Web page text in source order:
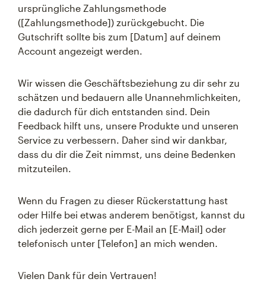
ursprüngliche Zahlungsmethode
([Zahlungsmethode]) zurückgebucht. Die
Gutschrift sollte bis zum [Datum] auf deinem
Account angezeigt werden.
Wir wissen die Geschäftsbeziehung zu dir sehr zu
schätzen und bedauern alle Unannehmlichkeiten,
die dadurch für dich entstanden sind. Dein
Feedback hilft uns, unsere Produkte und unseren
Service zu verbessern. Daher sind wir dankbar,
dass du dir die Zeit nimmst, uns deine Bedenken
mitzuteilen.
Wenn du Fragen zu dieser Rückerstattung hast
oder Hilfe bei etwas anderem benötigst, kannst du
dich jederzeit gerne per E-Mail an [E-Mail] oder
telefonisch unter [Telefon] an mich wenden.
Vielen Dank für dein Vertrauen!